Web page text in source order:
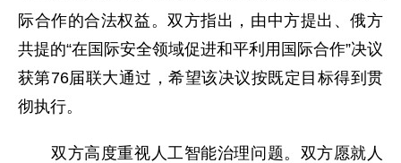
际合作的合法权益。双方指出，由中方提出、俄方
共提的“在国际安全领域促进和平利用国际合作”决议
获第76届联大通过，希望该决议按既定目标得到贯
彻执行。
双方高度重视人工智能治理问题。双方愿就人